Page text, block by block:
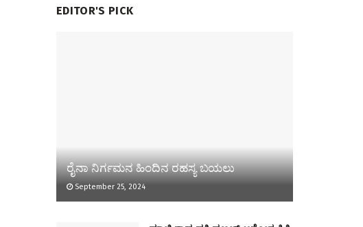
EDITOR'S PICK
ರೈನಾ ನಿರ್ಗಮನ ಹಿಂದಿನ ರಹಸ್ಯ ಬಯಲು
September 25, 2024